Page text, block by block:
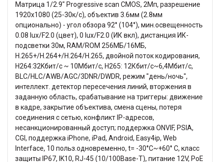
Матрица 1/2.9" Progressive scan CMOS, 2Мп, разрешение
1920х1080 (25-30к/с), объектив 3.6мм (2.8мм
опционально) - угол обзора 92° (104°), мин.освещенность
0.08 lux/F2.0 (цвет), 0 lux/F2.0 (ИК вкл), дистанция ИК-
подсветки 30м, RAM/ROM 256МБ/16МБ,
H.265+/H.264+/H.264/H.265, двойной поток кодирования,
H264:32Kбит/с ~ 10Мбит/с, H265: 12Кбит/с~6,4Мбит/с,
BLC/HLC/AWB/AGC/3DNR/DWDR, режим "день/ночь",
интеллект. детектор пересечения линий, вторжения в
заданную область, срабатывание на триггеры: движение
в кадре, закрытие объектива, смена сцены, потеря
соединения с сетью, конфликт IP-адресов,
несанкционированный доступ; поддержка ONVIF, PSIA,
CGI, поддержка iPhone, iPad, Android, Easy4ip, Web
Interface, 10 польз.одновременно, t= -30°C~+60° C, класс
защиты IP67, IK10, RJ-45 (10/100Base-T), питание 12V, PoE